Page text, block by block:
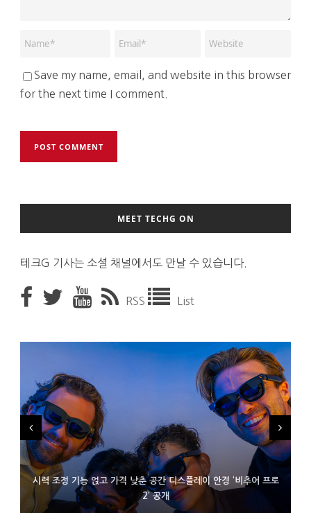
Save my name, email, and website in this browser
for the next time I comment.
MEET TECHG ON
테크G 기사는 소셜 채널에서도 만날 수 있습니다.
RSS List
시력 조정 기능 얹고 가격 낮춘 공간 디스플레이 안경 ‘비추어 프로
2’ 공개
D램 부족에 10억달러어치 아이폰18 프로세서 패키징 대기 중
300~400달러 반지형 스피커 준비하는 오픈AI